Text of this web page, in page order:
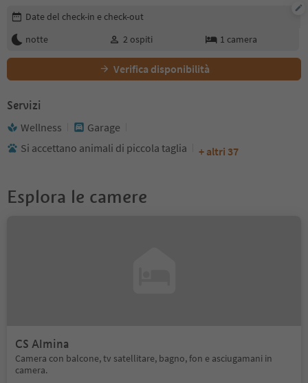
Modifica i dettagli della prenotazione
Date del check-in e check-out
notte
2 ospiti 1 camera
Verifica disponibilità
Servizi
Wellness
Garage
Si accettano animali di piccola taglia
+ altri 37
Esplora le camere
CS Almina
Camera con balcone, tv satellitare, bagno, fon e asciugamani in
camera.